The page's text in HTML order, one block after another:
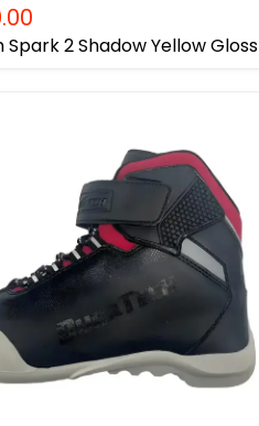
Spark 2 Shadow Yellow Gloss